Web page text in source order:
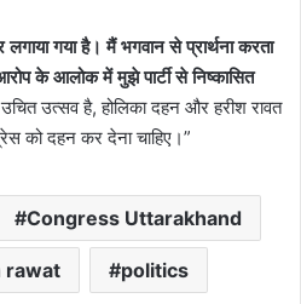
गया है। मैं भगवान से प्रार्थना करता
के आलोक में मुझे पार्टी से निष्कासित
उत्सव है, होलिका दहन और हरीश रावत
को दहन कर देना चाहिए‌।”
Congress Uttarakhand
rawat politics